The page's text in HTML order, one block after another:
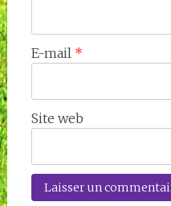
E-mail *
Site web